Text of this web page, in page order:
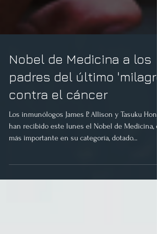
Nobel de Medicina a los
padres del último 'milagro'
contra el cáncer
Los inmunólogos James P. Allison y Tasuku
han recibido este lunes el Nobel de Medicina, el